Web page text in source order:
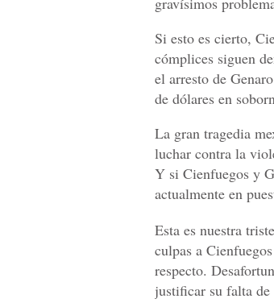
​Si esto es cierto,
cómplices siguen
el arresto de
de dólares en
​La gran tragedia
luchar contra la
Y si Cienfuegos y
actualmente en
​Esta es nuestra
culpas a
respecto.
justificar su falta